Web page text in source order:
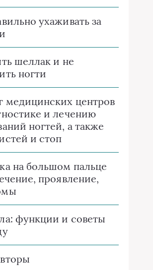
ухаживать за
шеллак и не
ногти
медицинских центров
и лечению
ногтей, а также
и стоп
на большом пальце
проявление,
функции и советы